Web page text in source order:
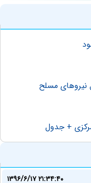
مسلح
+ جدول
۱۳۹۶/۶/۱۷ ۲۱:۳۴:۴۰